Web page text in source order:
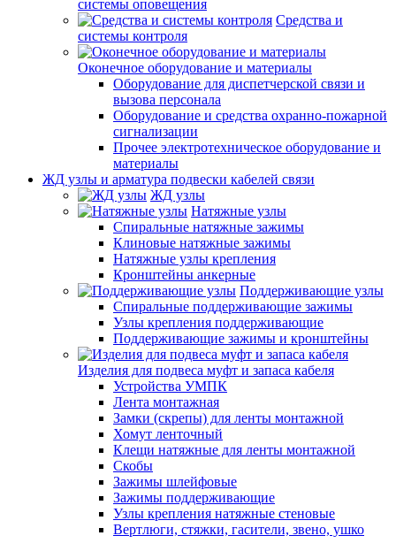
системы оповещения
Средства и
системы контроля
Оконечное оборудование и материалы
Оборудование для диспетчерской связи и
вызова персонала
Оборудование и средства охранно-пожарной
сигнализации
Прочее электротехническое оборудование и
материалы
ЖД узлы и арматура подвески кабелей связи
ЖД узлы
Натяжные узлы
Спиральные натяжные зажимы
Клиновые натяжные зажимы
Натяжные узлы крепления
Кронштейны анкерные
Поддерживающие узлы
Спиральные поддерживающие зажимы
Узлы крепления поддерживающие
Поддерживающие зажимы и кронштейны
Изделия для подвеса муфт и запаса кабеля
Устройства УМПК
Лента монтажная
Замки (скрепы) для ленты монтажной
Хомут ленточный
Клещи натяжные для ленты монтажной
Скобы
Зажимы шлейфовые
Зажимы поддерживающие
Узлы крепления натяжные стеновые
Вертлюги, стяжки, гасители, звено, ушко